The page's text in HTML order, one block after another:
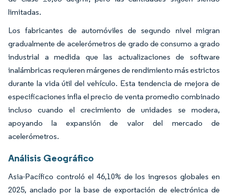
limitadas.
Los fabricantes de automóviles de segundo nivel migran
gradualmente de acelerómetros de grado de consumo a grado
industrial a medida que las actualizaciones de software
inalámbricas requieren márgenes de rendimiento más estrictos
durante la vida útil del vehículo. Esta tendencia de mejora de
especificaciones infla el precio de venta promedio combinado
incluso cuando el crecimiento de unidades se modera,
apoyando la expansión de valor del mercado de
acelerómetros.
Análisis Geográfico
Asia-Pacífico controló el 46,10% de los ingresos globales en
2025, anclado por la base de exportación de electrónica de